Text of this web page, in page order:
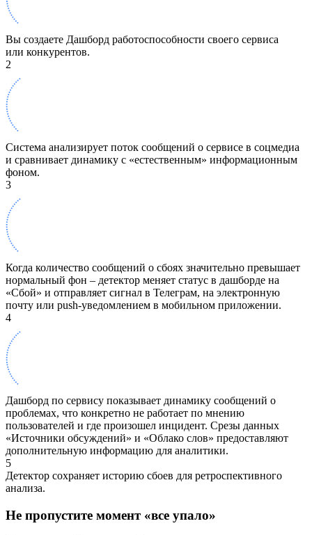
Вы создаете Дашборд работоспособности своего сервиса
или конкурентов.
2
Система анализирует поток сообщений о сервисе в соцмедиа
и сравнивает динамику с «естественным» информационным
фоном.
3
Когда количество сообщений о сбоях значительно превышает
нормальный фон – детектор меняет статус в дашборде на
«Сбой» и отправляет сигнал в Телеграм, на электронную
почту или push-уведомлением в мобильном приложении.
4
Дашборд по сервису показывает динамику сообщений о
проблемах, что конкретно не работает по мнению
пользователей и где произошел инцидент. Срезы данных
«Источники обсуждений» и «Облако слов» предоставляют
дополнительную информацию для аналитики.
5
Детектор сохраняет историю сбоев для ретроспективного
анализа.
Не пропустите момент «все упало»